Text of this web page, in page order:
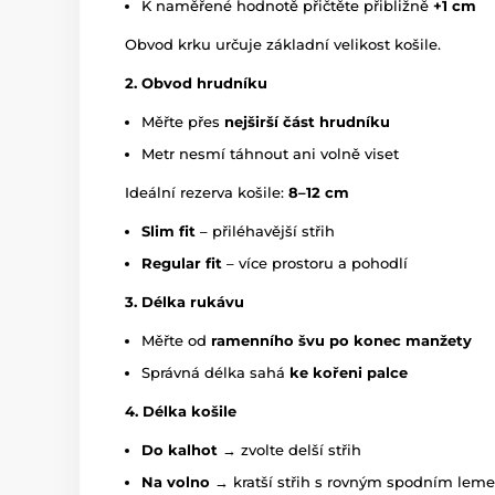
K naměřené hodnotě přičtěte přibližně +1 cm
Obvod krku určuje základní velikost košile.
2. Obvod hrudníku
Měřte přes nejširší část hrudníku
Metr nesmí táhnout ani volně viset
Ideální rezerva košile: 8–12 cm
Slim fit – přiléhavější střih
Regular fit – více prostoru a pohodlí
3. Délka rukávu
Měřte od ramenního švu po konec manžety
Správná délka sahá ke kořeni palce
4. Délka košile
Do kalhot → zvolte delší střih
Na volno → kratší střih s rovným spodním